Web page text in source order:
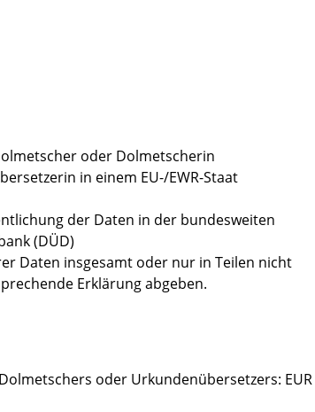
oder Dolmetscherin
in einem EU-/EWR-Staat
der Daten in der bundesweiten
(DÜD)
Daten insgesamt oder nur in Teilen nicht
Erklärung abgeben.
oder Urkundenübersetzers: EUR